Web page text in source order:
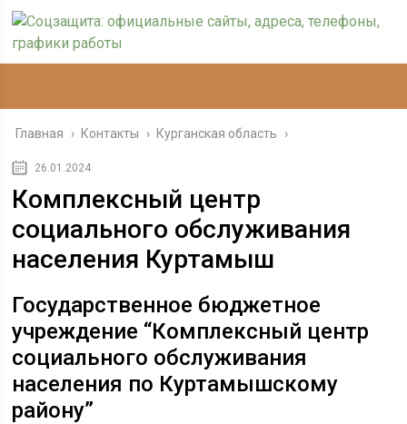
Главная › Контакты › Курганская область ›
26.01.2024
Комплексный центр
социального обслуживания
населения Куртамыш
Государственное бюджетное
учреждение “Комплексный центр
социального обслуживания
населения по Куртамышскому
району”